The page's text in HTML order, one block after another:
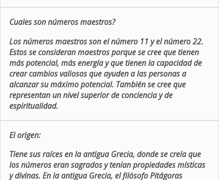
Cuales son números maestros?
Los números maestros son el número 11 y el número 22.
Estos se consideran maestros porque se cree que tienen
más potencial, más energía y que tienen la capacidad de
crear cambios valiosos que ayuden a las personas a
alcanzar su máximo potencial. También se cree que
representan un nivel superior de conciencia y de
espiritualidad.
El origen:
Tiene sus raíces en la antigua Grecia, donde se creía que
los números eran sagrados y tenían propiedades místicas
y divinas. En la antigua Grecia, el filósofo Pitágoras